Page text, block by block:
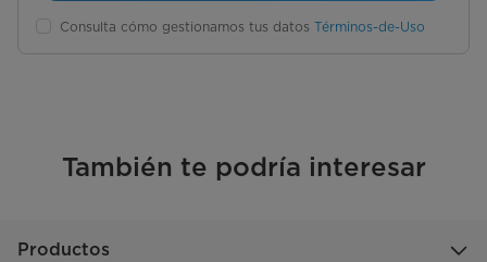
Consulta cómo gestionamos tus datos Términos-de-Uso
También te podría interesar
Productos